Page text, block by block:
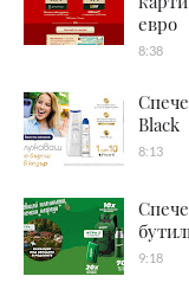
евро
8:38
Black
8:13
9:18